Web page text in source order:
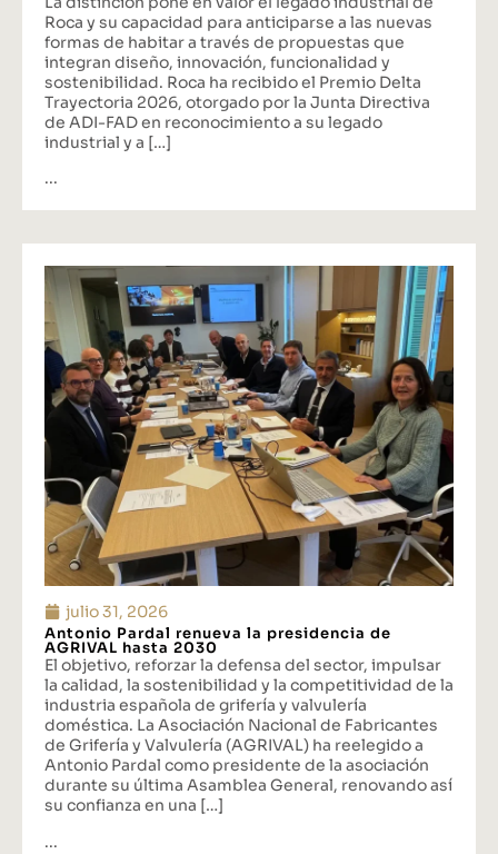
Roca y su capacidad para anticiparse a las nuevas
formas de habitar a través de propuestas que
integran diseño, innovación, funcionalidad y
sostenibilidad. Roca ha recibido el Premio Delta
Trayectoria 2026, otorgado por la Junta Directiva
de ADI-FAD en reconocimiento a su legado
industrial y a […]
...
julio 31, 2026
Antonio Pardal renueva la presidencia de
AGRIVAL hasta 2030
El objetivo, reforzar la defensa del sector, impulsar
la calidad, la sostenibilidad y la competitividad de la
industria española de grifería y valvulería
doméstica. La Asociación Nacional de Fabricantes
de Grifería y Valvulería (AGRIVAL) ha reelegido a
Antonio Pardal como presidente de la asociación
durante su última Asamblea General, renovando así
su confianza en una […]
...